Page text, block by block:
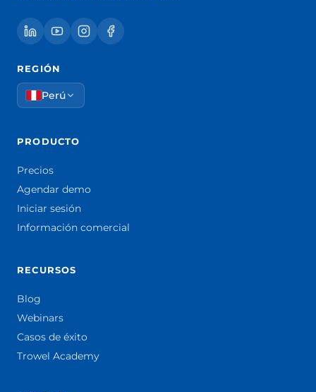
REGIÓN
Perú
PRODUCTO
Precios
Agendar demo
Iniciar sesión
Información comercial
RECURSOS
Blog
Webinars
Casos de éxito
Trowel Academy